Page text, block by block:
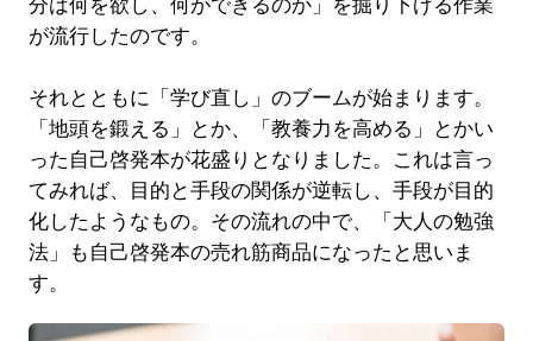
分は何を欲し、何ができるのか」を掘り下げる作業
が流行したのです。
それとともに「学び直し」のブームが始まります。
「地頭を鍛える」とか、「教養力を高める」とかい
った自己啓発本が花盛りとなりました。これは言っ
てみれば、目的と手段の関係が逆転し、手段が目的
化したようなもの。その流れの中で、「大人の勉強
法」も自己啓発本の売れ筋商品になったと思いま
す。